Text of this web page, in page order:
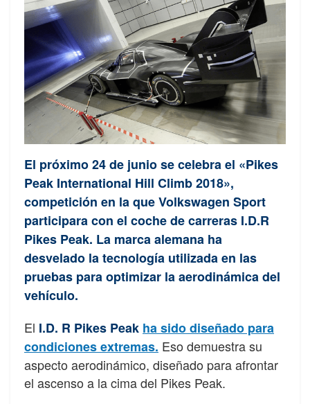
El próximo 24 de junio se celebra el «Pikes
Peak International Hill Climb 2018»,
competición en la que Volkswagen Sport
participara con el coche de carreras I.D.R
Pikes Peak. La marca alemana ha
desvelado la tecnología utilizada en las
pruebas para optimizar la aerodinámica del
vehículo.
El I.D. R Pikes Peak ha sido diseñado para
condiciones extremas. Eso demuestra su
aspecto aerodinámico, diseñado para afrontar
el ascenso a la cima del Pikes Peak.